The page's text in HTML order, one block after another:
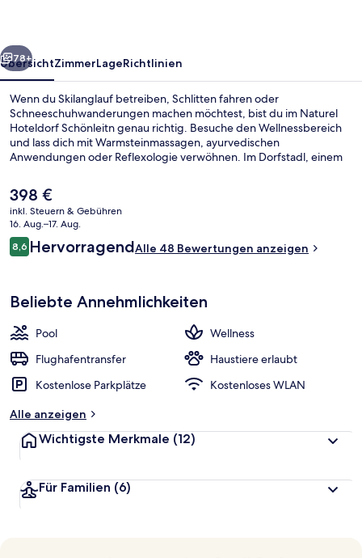
Weiter
78+
ÜbersichtZimmerLageRichtlinien
Wenn du Skilanglauf betreiben, Schlitten fahren oder
Schneeschuhwanderungen machen möchtest, bist du im Naturel
Hoteldorf Schönleitn genau richtig. Besuche den Wellnessbereich
und lass dich mit Warmsteinmassagen, ayurvedischen
Anwendungen oder Reflexologie verwöhnen. Im Dorfstadl, einem
Küche serviert. Du kannst dich auf einen Innenpool und einen
Außenpool freuen. Die Zimmer sind mit Kühlschränken und
Mikrowellen versehen. Wintersportler können sich auf einen
kostenlosen Ski-Shuttle freuen und profitieren außerdem von
Skipässen, einem Skiraum und einem Skiverleih.
Der
aktuelle
Preis
beträgt
398 €.
398 €
inkl. Steuern & Gebühren
16. Aug.–17. Aug.
Bewertungen
8,68,6 von 10.
HervorragendAlle 48 Bewertungen anzeigen
Beliebte Annehmlichkeiten
Pool
Wellness
Flughafentransfer
Haustiere erlaubt
Kostenlose Parkplätze
Kostenloses WLAN
Alle anzeigen
Wichtigste Merkmale (12)
Für Familien (6)